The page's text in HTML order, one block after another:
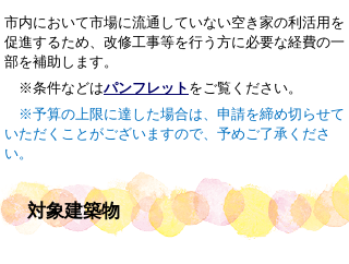
市内において市場に流通していない空き家の利活用を
促進するため、改修工事等を行う方に必要な経費の一
部を補助します。
※条件などはパンフレット をご覧ください。
※予算の上限に達した場合は、申請を締め切らせて
いただくことがございますので、予めご了承くださ
い。
対象建築物